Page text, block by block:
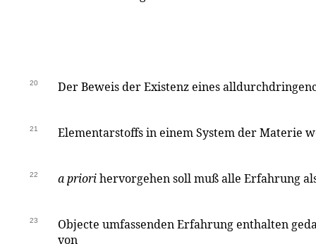
20 Der Beweis der Existenz eines
21 Elementarstoffs in einem System der Materie
22 a priorihervorgehen soll muß alle Erfahrung
23
Objecte umfassenden Erfahrung enthalten
von